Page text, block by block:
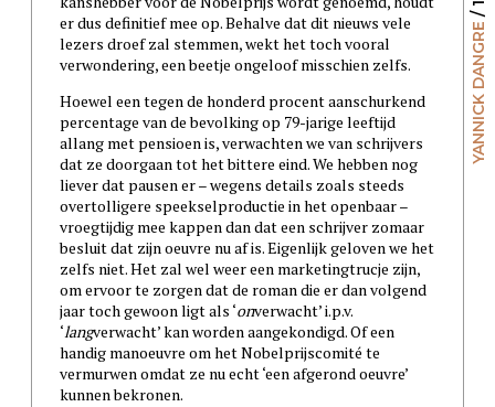
YANNICK DANGRE
er dus definitief mee op. Behalve dat dit nieuws vele
lezers droef zal stemmen, wekt het toch vooral
verwondering, een beetje ongeloof misschien zelfs.
Hoewel een tegen de honderd procent aanschurkend
percentage van de bevolking op 79-jarige leeftijd
allang met pensioen is, verwachten we van schrijvers
dat ze doorgaan tot het bittere eind. We hebben nog
liever dat pausen er – wegens details zoals steeds
overtolligere speekselproductie in het openbaar –
vroegtijdig mee kappen dan dat een schrijver zomaar
besluit dat zijn oeuvre nu af is. Eigenlijk geloven we het
zelfs niet. Het zal wel weer een marketingtrucje zijn,
om ervoor te zorgen dat de roman die er dan volgend
jaar toch gewoon ligt als ‘onverwacht’ i.p.v.
‘langverwacht’ kan worden aangekondigd. Of een
handig manoeuvre om het Nobelprijscomité te
vermurwen omdat ze nu echt ‘een afgerond oeuvre’
kunnen bekronen.